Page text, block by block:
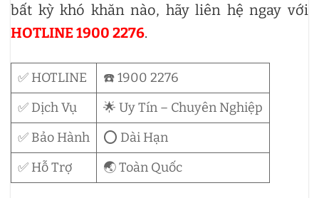
bất kỳ khó khăn nào, hãy liên hệ ngay với
HOTLINE 1900 2276.
✅ HOTLINE
☎️ 1900 2276
✅ Dịch Vụ
🌟 Uy Tín – Chuyên Nghiệp
✅ Bảo Hành
⭕ Dài Hạn
✅ Hỗ Trợ
🌏 Toàn Quốc